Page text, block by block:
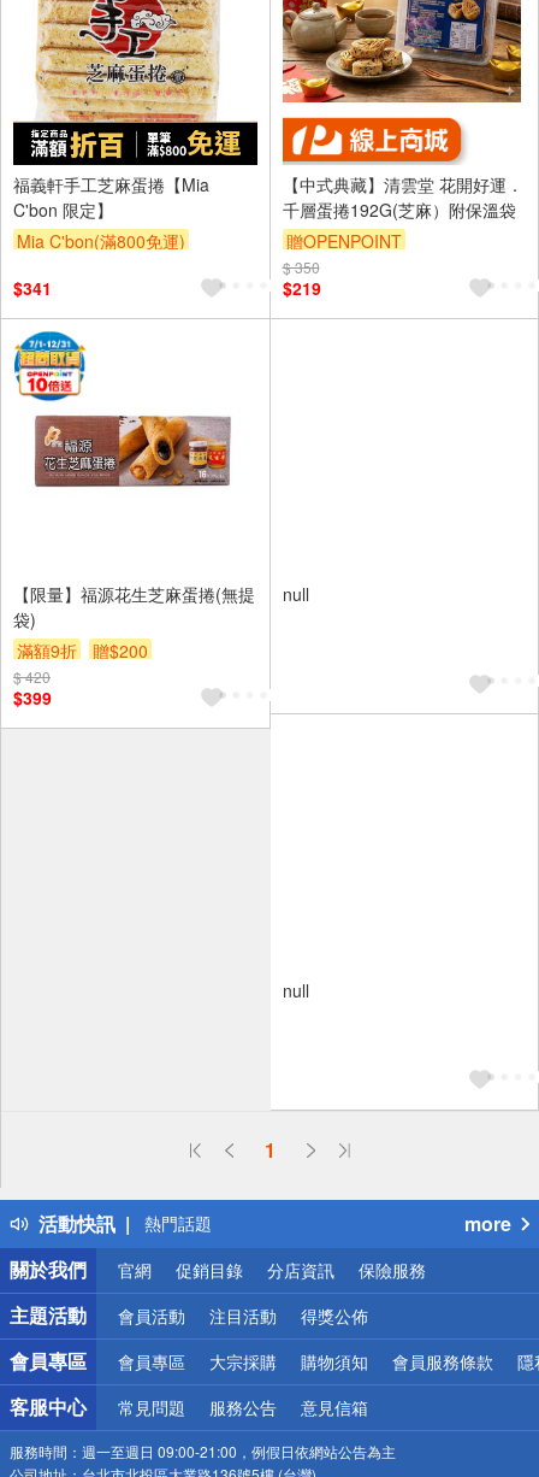
福義軒手工芝麻蛋捲【Mia
C'bon 限定】
Mia C'bon(滿800免運)
$341
【中式典藏】清雲堂 花開好運．
千層蛋捲192G(芝麻）附保溫袋
贈OPENPOINT
$ 350
$219
【限量】福源花生芝麻蛋捲(無提
袋)
滿額9折
贈$200
$ 420
$399
null
null
1
活動快訊
偏遠地區配送
得獎公告
熱門話題
銀行優惠
偏遠地區配送
詐騙網頁！請小心！
more
關於我們
官網 促銷目錄 分店資訊 保險服務
主題活動 會員活動 注目活動 得獎公佈
會員專區 會員專區 大宗採購 購物須知 會員服務條款 隱
客服中心 常見問題 服務公告 意見信箱
服務時間： 週一至週日 09:00-21:00，例假日依網站公告為主